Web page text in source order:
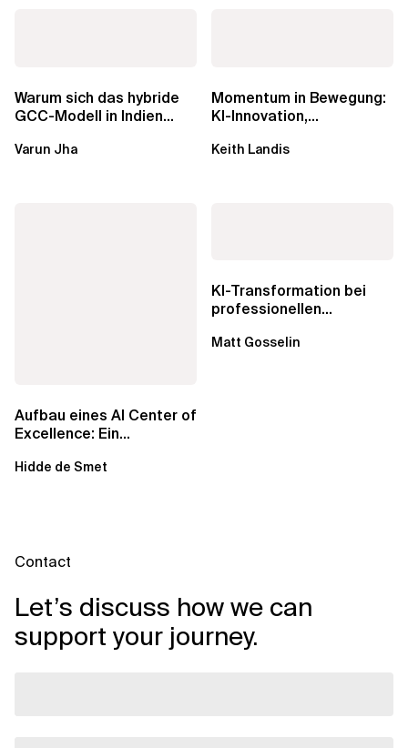
Warum sich das hybride
GCC-Modell in Indien
Unternehmen den...
Varun Jha
Momentum in Bewegung:
KI-Innovation,
Macht der...
Keith Landis
Aufbau eines AI Center of
Excellence: Ein
für...
Hidde de Smet
KI-Transformation bei
professionellen
Matt Gosselin
Contact
Let’s discuss how we can
support your journey.